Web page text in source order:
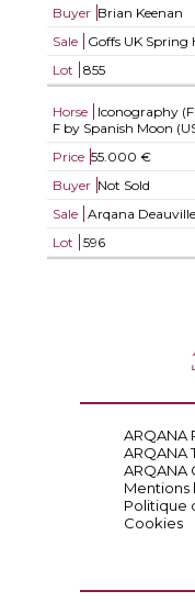
Buyer Brian Keenan
Sale
Goffs UK Spring
Lot
855
Horse
Iconography
F by Spanish Moon
Price 55.000 €
Buyer Not Sold
Sale
Arqana
Lot
596
ARQANA
ARQANA
ARQANA
Mentions
Politique
Cookies